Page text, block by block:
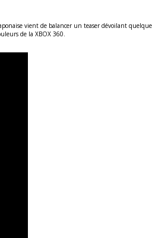
vient de balancer un teaser dévoilant
de la XBOX 360.